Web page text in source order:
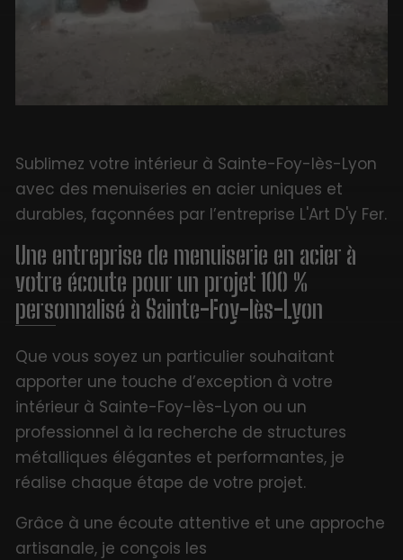
Sublimez votre intérieur à Sainte-Foy-lès-Lyon
avec des menuiseries en acier uniques et
durables, façonnées par l’entreprise L'Art D'y Fer.
Une entreprise de menuiserie en acier à
votre écoute pour un projet 100 %
personnalisé à Sainte-Foy-lès-Lyon
Que vous soyez un particulier souhaitant
apporter une touche d’exception à votre
intérieur à Sainte-Foy-lès-Lyon ou un
professionnel à la recherche de structures
métalliques élégantes et performantes, je
réalise chaque étape de votre projet.
Grâce à une écoute attentive et une approche
artisanale, je conçois les